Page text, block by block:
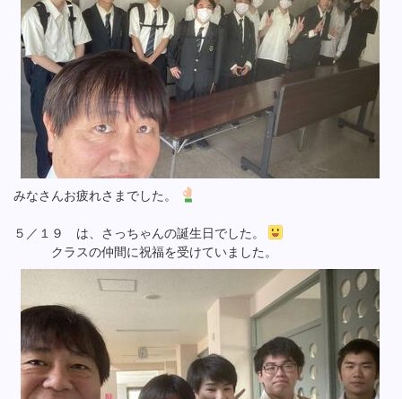
みなさんお疲れさまでした。
５／１９ は、さっちゃんの誕生日でした。
クラスの仲間に祝福を受けていました。